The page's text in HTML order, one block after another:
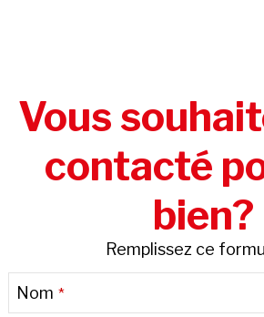
Vous
contacté
bien?
Remplissez ce
Nom *